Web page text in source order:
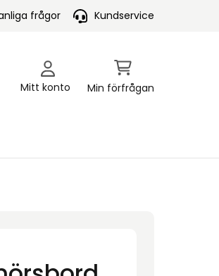
frågor Kundservice
Mitt konto Min förfrågan